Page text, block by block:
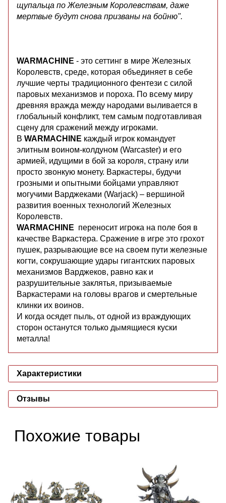
щупальца по Железным Королевствам, даже
мертвые будут снова призваны на бойню".
WARMACHINE - это сеттинг в мире Железных
Королевств, среде, которая объединяет в себе
лучшие черты традиционного фентези с силой
паровых механизмов и пороха. По всему миру
древняя вражда между народами выливается в
глобальный конфликт, тем самым подготавливая
сцену для сражений между игроками.
В WARMACHINE каждый игрок командует
элитным воином-колдуном (Warcaster) и его
армией, идущими в бой за короля, страну или
просто звонкую монету. Варкастеры, будучи
грозными и опытными бойцами управляют
могучими Варджеками (Warjack) – вершиной
развития военных технологий Железных
Королевств.
WARMACHINE переносит игрока на поле боя в
качестве Варкастера. Сражение в игре это грохот
пушек, разрывающие все на своем пути железные
когти, сокрушающие удары гигантских паровых
механизмов Варджеков, равно как и
разрушительные заклятья, призываемые
Варкастерами на головы врагов и смертельные
клинки их воинов.
И когда осядет пыль, от одной из враждующих
сторон останутся только дымящиеся куски
металла!
Характеристики
Отзывы
Похожие товары